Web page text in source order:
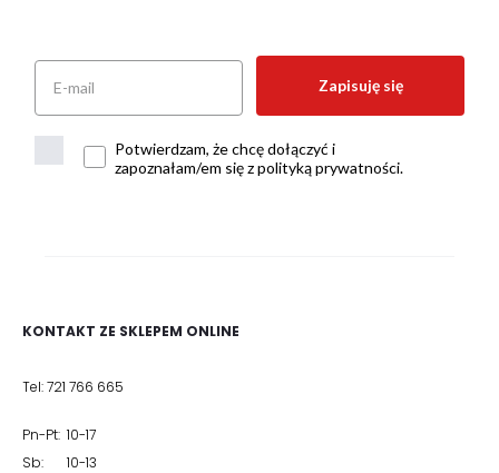
Zapisuję się
Potwierdzam, że chcę dołączyć i
zapoznałam/em się z polityką prywatności.
KONTAKT ZE SKLEPEM ONLINE
Tel: 721 766 665
Pn-Pt: 10-17
Sb: 10-13